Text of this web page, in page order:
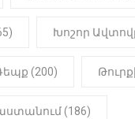
Խոշոր
(200)
(186)